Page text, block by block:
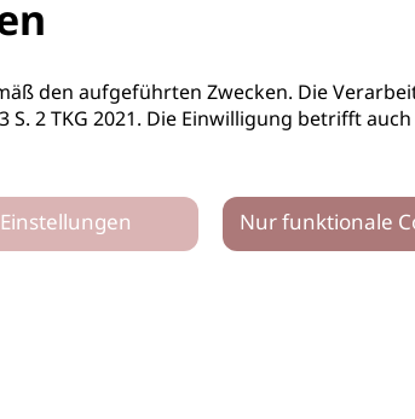
den aufgeführten Zwecken. Die
S. 2 TKG 2021. Die Einwilligung betrifft
Einstellungen Nur funktionale